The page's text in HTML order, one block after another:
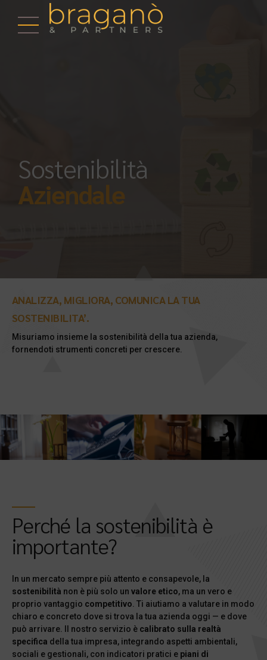
Sostenibilità
Aziendale
ANALIZZA, MIGLIORA, COMUNICA LA TUA
SOSTENIBILITA’.
Misuriamo insieme la sostenibilità della tua azienda,
fornendoti strumenti concreti per crescere.
Perché la sostenibilità è
importante?
In un mercato sempre più attento e consapevole, la
sostenibilità non è più solo un valore etico, ma un vero e
proprio vantaggio competitivo . Ti aiutiamo a valutare in modo
chiaro e concreto dove si trova la tua azienda oggi — e dove
può arrivare. Il nostro servizio è calibrato sulla realtà
specifica della tua impresa, integrando aspetti ambientali,
sociali e gestionali, con indicatori pratici e piani di